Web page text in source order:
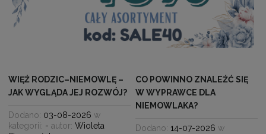
WIĘŹ RODZIC–NIEMOWLĘ –
JAK WYGLĄDA JEJ ROZWÓJ?
Dodano: 03-08-2026 w
kategorii: - autor:Wioleta
CO POWINNO ZNALEŹĆ SIĘ
W WYPRAWCE DLA
NIEMOWLAKA?
Dodano:14-07-2026 w